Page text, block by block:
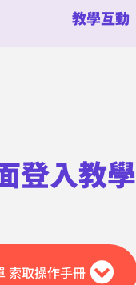
教學互動
登入教學
索取操作手冊